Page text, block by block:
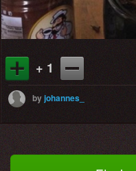
+ 1
byjohannes_